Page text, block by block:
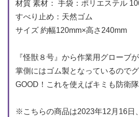
材質 素材： 手袋：ポリエステル
すべり止め：天然ゴム
サイズ 約幅120mm×高さ240mm
『怪獣８号』から作業用グローブが
掌側にはゴム製となっているので
GOOD！これを使えばキミも防衛隊
※こちらの商品は2023年12月16日